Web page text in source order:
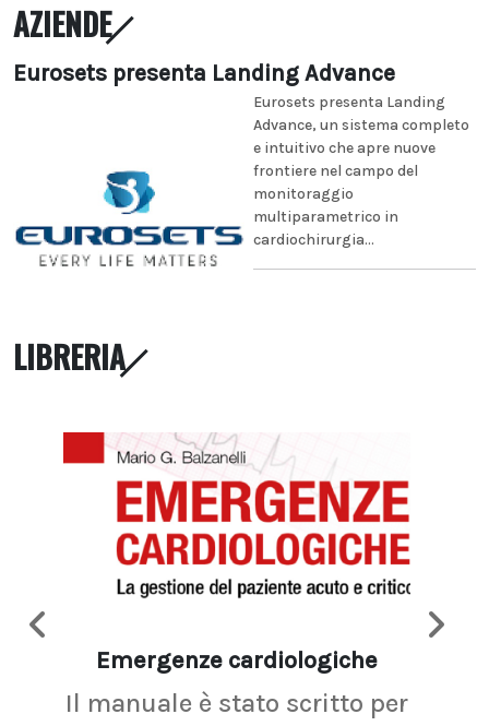
AZIENDE
Eurosets presenta Landing Advance
Eurosets presenta Landing
Advance, un sistema completo
e intuitivo che apre nuove
frontiere nel campo del
monitoraggio
multiparametrico in
cardiochirurgia...
LIBRERIA
Emergenze cardiologiche
Il manuale è stato scritto per